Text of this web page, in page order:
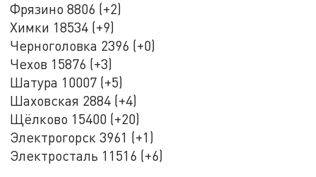
Фрязино 8806 (+2)
Химки 18534 (+9)
Черноголовка 2396 (+0)
Чехов 15876 (+3)
Шатура 10007 (+5)
Шаховская 2884 (+4)
Щёлково 15400 (+20)
Электрогорск 3961 (+1)
Электросталь 11516 (+6)